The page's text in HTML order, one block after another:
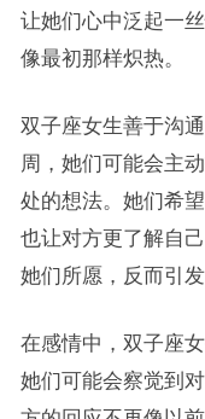
让她们心中泛起一
像最初那样炽热。
双子座女生善于沟
周，她们可能会主
处的想法。她们希
也让对方更了解自
她们所愿，反而引
在感情中，双子座
她们可能会察觉到